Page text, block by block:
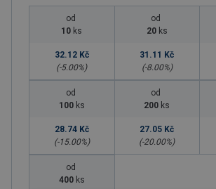
od
10 ks
32.12 Kč
(-5.00%)
od
20 ks
31.11 Kč
(-8.00%)
od
100 ks
28.74 Kč
(-15.00%)
od
200 ks
27.05 Kč
(-20.00%)
od
400 ks